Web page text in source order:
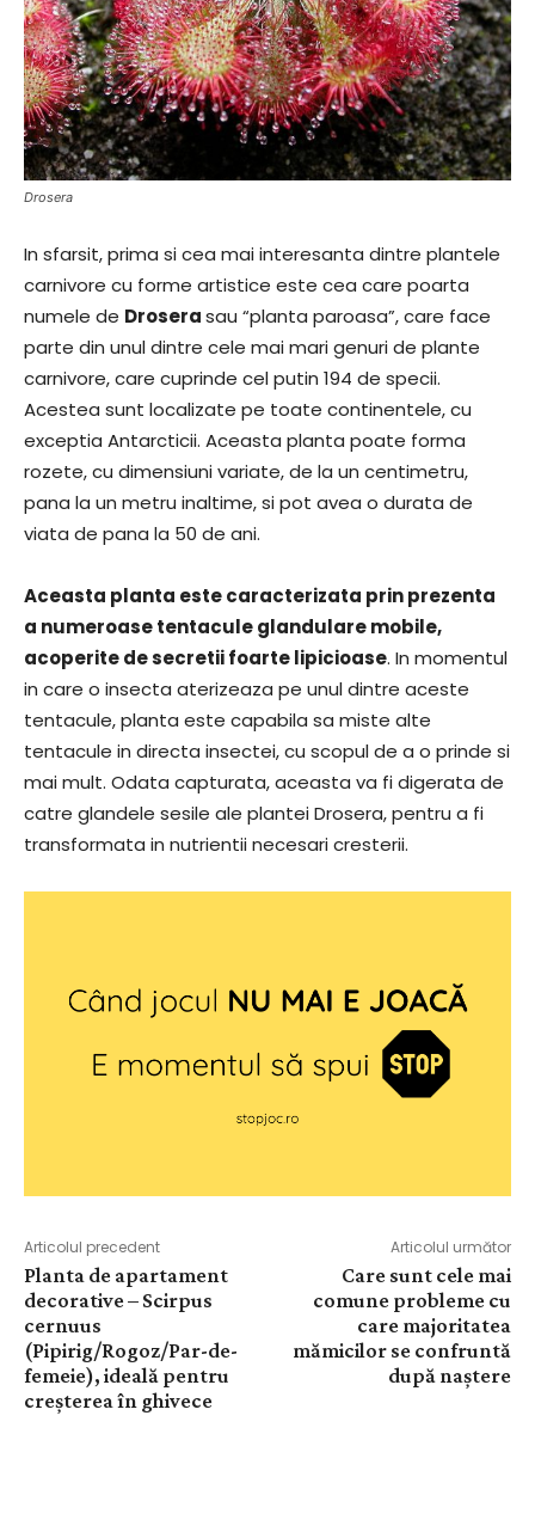
Drosera
In sfarsit, prima si cea mai interesanta dintre plantele
carnivore cu forme artistice este cea care poarta
numele de Droserasau “planta paroasa”, care face
parte din unul dintre cele mai mari genuri de plante
carnivore, care cuprinde cel putin 194 de specii.
Acestea sunt localizate pe toate continentele, cu
exceptia Antarcticii. Aceasta planta poate forma
rozete, cu dimensiuni variate, de la un centimetru,
pana la un metru inaltime, si pot avea o durata de
viata de pana la 50 de ani.
Aceasta planta este caracterizata prin prezenta
a numeroase tentacule glandulare mobile,
acoperite de secretii foarte lipicioase. In momentul
in care o insecta aterizeaza pe unul dintre aceste
tentacule, planta este capabila sa miste alte
tentacule in directa insectei, cu scopul de a o prinde si
mai mult. Odata capturata, aceasta va fi digerata de
catre glandele sesile ale plantei Drosera, pentru a fi
transformata in nutrientii necesari cresterii.
Articolul precedent
Planta de apartament
decorative – Scirpus
cernuus
(Pipirig/Rogoz/Par-de-
femeie), ideală pentru
creșterea în ghivece
Articolul următor
Care sunt cele mai
comune probleme cu
care majoritatea
mămicilor se confruntă
după naștere